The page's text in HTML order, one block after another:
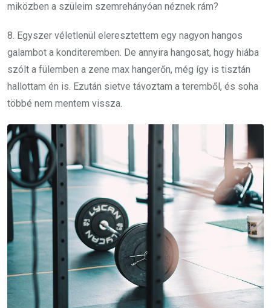
miközben a szüleim szemrehányóan néznek rám?
8. Egyszer véletlenül eleresztettem egy nagyon hangos
galambot a konditeremben. De annyira hangosat, hogy hiába
szólt a fülemben a zene max hangerőn, még így is tisztán
hallottam én is. Ezután sietve távoztam a teremből, és soha
többé nem mentem vissza.